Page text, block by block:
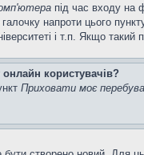
під час входу на
напроти цього
і т.п. Якщо
користувачів?
Приховати моє